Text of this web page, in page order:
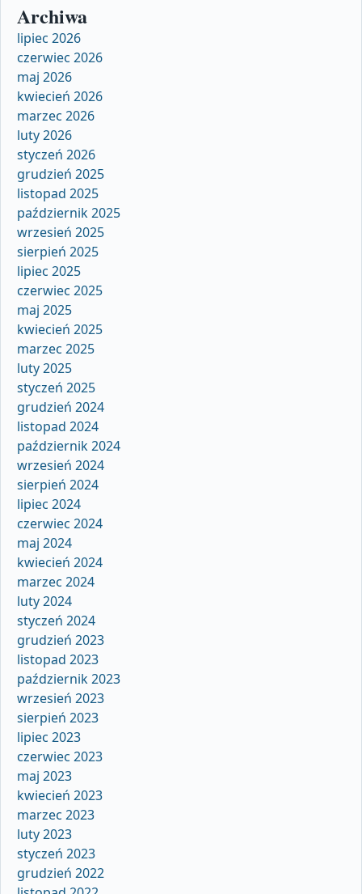
Archiwa
lipiec 2026
czerwiec 2026
maj 2026
kwiecień 2026
marzec 2026
luty 2026
styczeń 2026
grudzień 2025
listopad 2025
październik 2025
wrzesień 2025
sierpień 2025
lipiec 2025
czerwiec 2025
maj 2025
kwiecień 2025
marzec 2025
luty 2025
styczeń 2025
grudzień 2024
listopad 2024
październik 2024
wrzesień 2024
sierpień 2024
lipiec 2024
czerwiec 2024
maj 2024
kwiecień 2024
marzec 2024
luty 2024
styczeń 2024
grudzień 2023
listopad 2023
październik 2023
wrzesień 2023
sierpień 2023
lipiec 2023
czerwiec 2023
maj 2023
kwiecień 2023
marzec 2023
luty 2023
styczeń 2023
grudzień 2022